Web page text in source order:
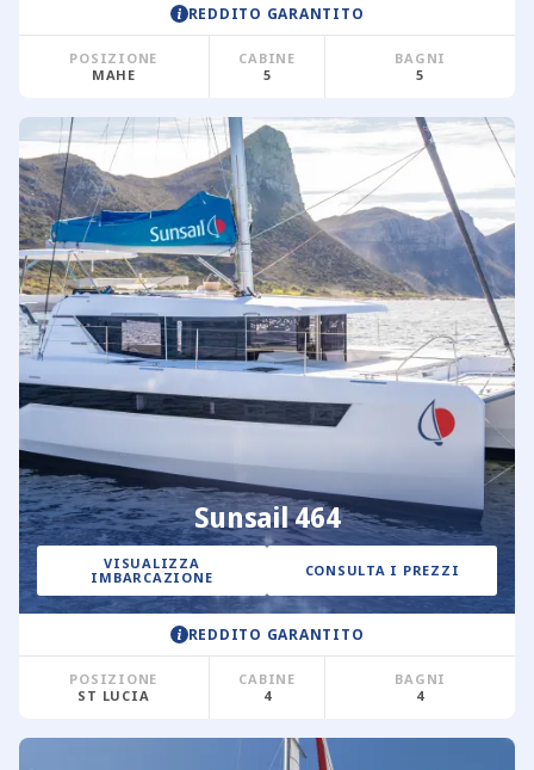
REDDITO GARANTITO
POSIZIONE
MAHE
CABINE
5
BAGNI
5
Sunsail 464
VISUALIZZA
IMBARCAZIONE
CONSULTA I PREZZI
REDDITO GARANTITO
POSIZIONE
ST LUCIA
CABINE
4
BAGNI
4